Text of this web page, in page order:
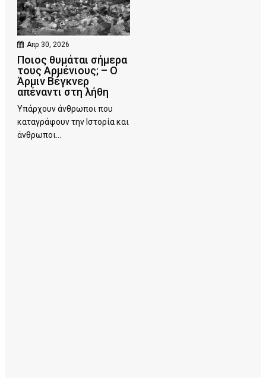
Απρ 30, 2026
Ποιος θυμάται σήμερα
τους Αρμένιους; – Ο
Άρμιν Βέγκνερ
απέναντι στη λήθη
Υπάρχουν άνθρωποι που
καταγράφουν την Ιστορία και
άνθρωποι...